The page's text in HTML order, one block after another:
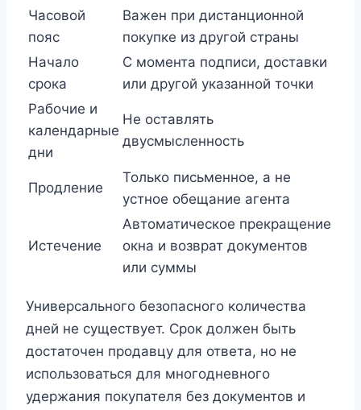
Часовой
пояс
Важен при дистанционной
покупке из другой страны
Начало
срока
С момента подписи, доставки
или другой указанной точки
Рабочие и
календарные
дни
Не оставлять
двусмысленность
Продление
Только письменное, а не
устное обещание агента
Истечение
Автоматическое прекращение
окна и возврат документов
или суммы
Универсального безопасного количества
дней не существует. Срок должен быть
достаточен продавцу для ответа, но не
использоваться для многодневного
удержания покупателя без документов и